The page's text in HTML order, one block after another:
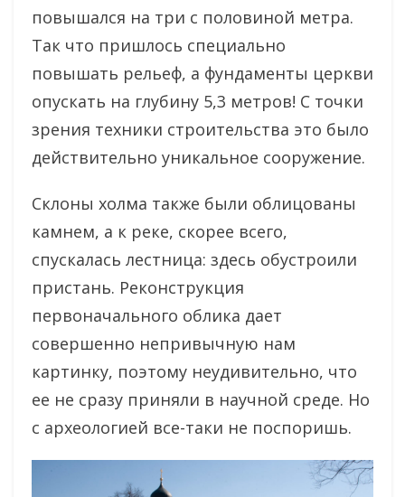
повышался на три с половиной метра.
Так что пришлось специально
повышать рельеф, а фундаменты церкви
опускать на глубину 5,3 метров! С точки
зрения техники строительства это было
действительно уникальное сооружение.
Склоны холма также были облицованы
камнем, а к реке, скорее всего,
спускалась лестница: здесь обустроили
пристань. Реконструкция
первоначального облика дает
совершенно непривычную нам
картинку, поэтому неудивительно, что
ее не сразу приняли в научной среде. Но
с археологией все-таки не поспоришь.